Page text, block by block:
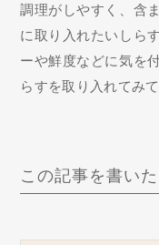
調理がしやすく、含
に取り入れたいしら
ーや鮮度などに気を
らすを取り入れてみ
この記事を書い